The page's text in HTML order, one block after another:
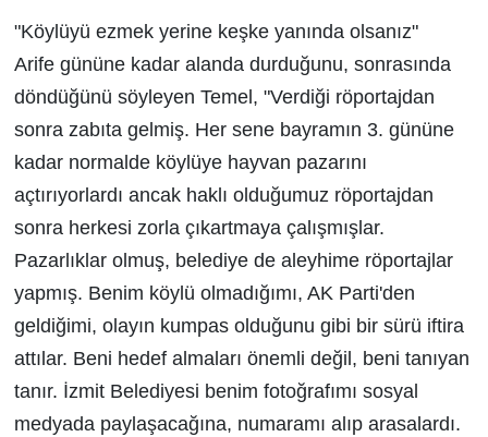
"Köylüyü ezmek yerine keşke yanında olsanız"
Arife gününe kadar alanda durduğunu, sonrasında
döndüğünü söyleyen Temel, "Verdiği röportajdan
sonra zabıta gelmiş. Her sene bayramın 3. gününe
kadar normalde köylüye hayvan pazarını
açtırıyorlardı ancak haklı olduğumuz röportajdan
sonra herkesi zorla çıkartmaya çalışmışlar.
Pazarlıklar olmuş, belediye de aleyhime röportajlar
yapmış. Benim köylü olmadığımı, AK Parti'den
geldiğimi, olayın kumpas olduğunu gibi bir sürü iftira
attılar. Beni hedef almaları önemli değil, beni tanıyan
tanır. İzmit Belediyesi benim fotoğrafımı sosyal
medyada paylaşacağına, numaramı alıp arasalardı.